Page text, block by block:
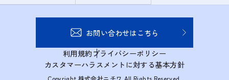
お問い合わせはこちら
利用規約プライバシーポリシー
カスタマーハラスメントに対する基本方針